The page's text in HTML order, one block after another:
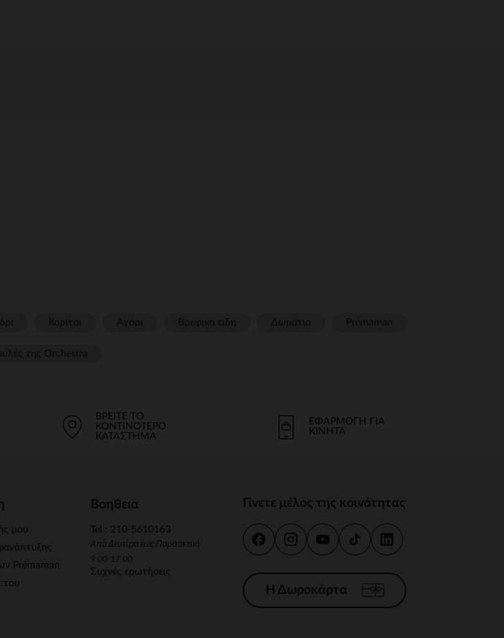
ΒΡΕΊΤΕ ΤΟ
ΚΟΝΤΙΝΌΤΕΡΟ
ΚΑΤΆΣΤΗΜΑ
ΕΦΑΡΜΟΓΉ ΓΙΑ
ΚΙΝΗΤΆ
μου
Prémaman
του
Βοηθεια
Tel : 210-5610163
Από Δευτέρα έως Παρασκευή
9.00-17.00
Συχνές ερωτήσεις
Γίνετε μέλος της κοινότητας
Η Δωροκάρτα